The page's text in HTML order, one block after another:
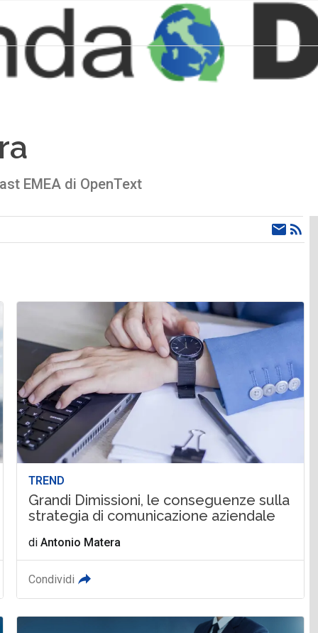
EMEA di OpenText
TREND
Grandi Dimissioni, le conseguenze sulla
strategia di comunicazione aziendale
diAntonio Matera
Condividi